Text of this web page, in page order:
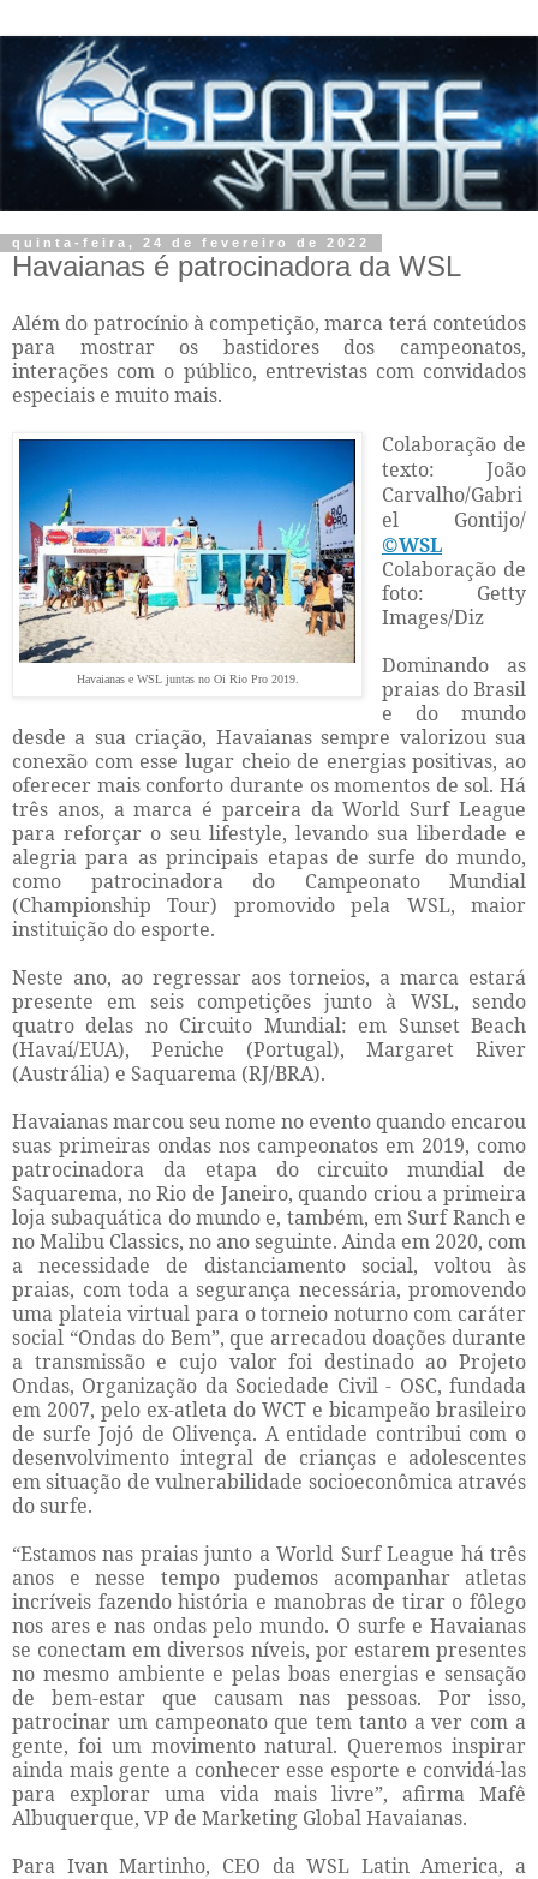
quinta-feira, 24 de fevereiro de 2022
Havaianas é patrocinadora da WSL
Além do patrocínio à competição, marca terá conteúdos
para mostrar os bastidores dos campeonatos,
interações com o público, entrevistas com convidados
especiais e muito mais.
Havaianas e WSL juntas no Oi Rio Pro 2019.
Colaboração de
texto: João
Carvalho/Gabri
el Gontijo/
©WSL
Colaboração de
foto: Getty
Images/Diz
Dominando as
praias do Brasil
e do mundo
desde a sua criação, Havaianas sempre valorizou sua
conexão com esse lugar cheio de energias positivas, ao
oferecer mais conforto durante os momentos de sol. Há
três anos, a marca é parceira da World Surf League
para reforçar o seu lifestyle, levando sua liberdade e
alegria para as principais etapas de surfe do mundo,
como patrocinadora do Campeonato Mundial
(Championship Tour) promovido pela WSL, maior
instituição do esporte.
Neste ano, ao regressar aos torneios, a marca estará
presente em seis competições junto à WSL, sendo
quatro delas no Circuito Mundial: em Sunset Beach
(Havaí/EUA), Peniche (Portugal), Margaret River
(Austrália) e Saquarema (RJ/BRA).
Havaianas marcou seu nome no evento quando encarou
suas primeiras ondas nos campeonatos em 2019, como
patrocinadora da etapa do circuito mundial de
Saquarema, no Rio de Janeiro, quando criou a primeira
loja subaquática do mundo e, também, em Surf Ranch e
no Malibu Classics, no ano seguinte. Ainda em 2020, com
a necessidade de distanciamento social, voltou às
praias, com toda a segurança necessária, promovendo
uma plateia virtual para o torneio noturno com caráter
social “Ondas do Bem”, que arrecadou doações durante
a transmissão e cujo valor foi destinado ao Projeto
Ondas, Organização da Sociedade Civil - OSC, fundada
em 2007, pelo ex-atleta do WCT e bicampeão brasileiro
de surfe Jojó de Olivença. A entidade contribui com o
desenvolvimento integral de crianças e adolescentes
em situação de vulnerabilidade socioeconômica através
do surfe.
“Estamos nas praias junto a World Surf League há três
anos e nesse tempo pudemos acompanhar atletas
incríveis fazendo história e manobras de tirar o fôlego
nos ares e nas ondas pelo mundo. O surfe e Havaianas
se conectam em diversos níveis, por estarem presentes
no mesmo ambiente e pelas boas energias e sensação
de bem-estar que causam nas pessoas. Por isso,
patrocinar um campeonato que tem tanto a ver com a
gente, foi um movimento natural. Queremos inspirar
ainda mais gente a conhecer esse esporte e convidá-las
para explorar uma vida mais livre”, afirma Mafê
Albuquerque, VP de Marketing Global Havaianas.
Para Ivan Martinho, CEO da WSL Latin America, a